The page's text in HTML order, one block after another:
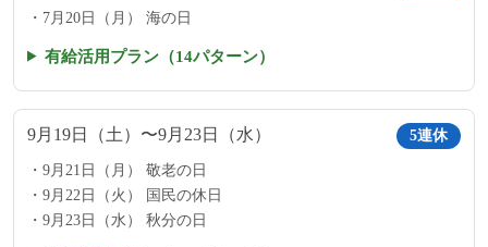
7月20日（月） 海の日
有給活用プラン（14パターン）
9月19日（土）〜9月23日（水） 5連休
9月21日（月） 敬老の日
9月22日（火） 国民の休日
9月23日（水） 秋分の日